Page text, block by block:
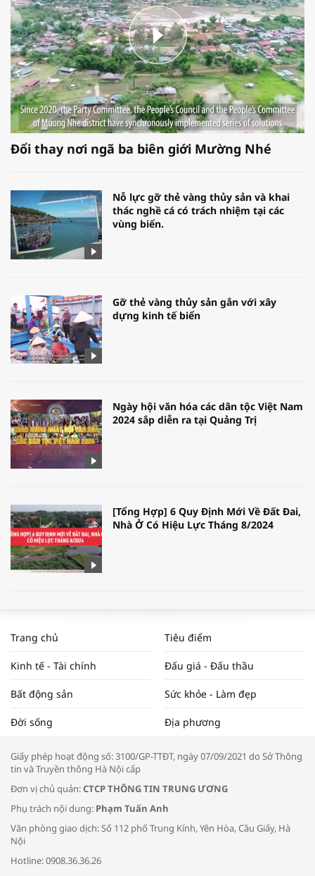
Đổi thay nơi ngã ba biên giới Mường Nhé
Nỗ lực gỡ thẻ vàng thủy sản và khai
thác nghề cá có trách nhiệm tại các
vùng biển.
Gỡ thẻ vàng thủy sản gắn với xây
dựng kinh tế biển
Ngày hội văn hóa các dân tộc Việt Nam
2024 sắp diễn ra tại Quảng Trị
[Tổng Hợp] 6 Quy Định Mới Về Đất Đai,
Nhà Ở Có Hiệu Lực Tháng 8/2024
NAM NĂM 2024 VÀ NĂM 2025 | NHỊP
ĐẬP THỊ TRƯỜNG #62
Tọa đàm “Xúc tiến thương mại: Khơi
Bác sĩ tư vấn cách phòng tránh bệnh
đường hô hấp trong thời tiết giao mùa
Trang chủ Tiêu điểm
Kinh tế - Tài chính Đấu giá - Đấu thầu
Bất động sản Sức khỏe - Làm đẹp
Đời sống Địa phương
Giấy phép hoạt động số: 3100/GP-TTĐT, ngày 07/09/2021 do Sở Thông
tin và Truyền thông Hà Nội cấp
Đơn vị chủ quản:CTCP THÔNG TIN TRUNG ƯƠNG
Phụ trách nội dung: Phạm Tuấn Anh
Văn phòng giao dịch: Số 112 phố Trung Kính, Yên Hòa, Cầu Giấy, Hà
Nội
Hotline: 0908.36.36.26